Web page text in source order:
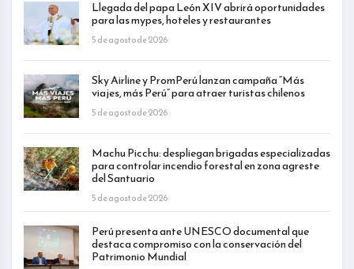
Llegada del papa León XIV abrirá oportunidades
para las mypes, hoteles y restaurantes
5 de agosto de 2026
Sky Airline y PromPerú lanzan campaña “Más
viajes, más Perú” para atraer turistas chilenos
5 de agosto de 2026
Machu Picchu: despliegan brigadas especializadas
para controlar incendio forestal en zona agreste
del Santuario
5 de agosto de 2026
Perú presenta ante UNESCO documental que
destaca compromiso con la conservación del
Patrimonio Mundial